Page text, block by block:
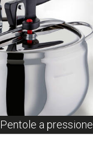
Pentole a pressione